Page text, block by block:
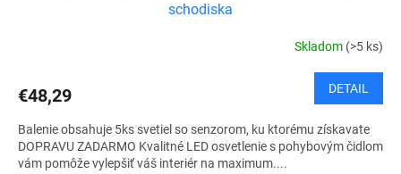
A
R
M
O
schodiska
Skladom (>5 ks)
€48,29 DETAIL
Balenie obsahuje 5ks svetiel so senzorom, ku ktorému získavate
DOPRAVU ZADARMO Kvalitné LED osvetlenie s pohybovým čidlom
vám pomôže vylepšiť váš interiér na maximum....